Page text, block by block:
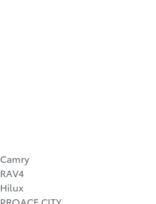
Camry
RAV4
Hilux